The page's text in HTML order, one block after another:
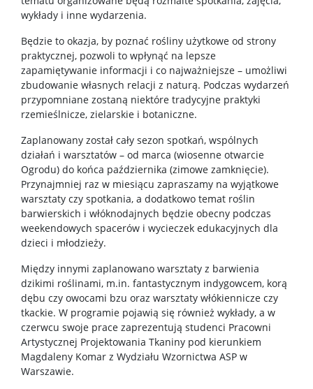
Spółki spin-off
KONTAKT
wykłady i inne wydarzenia.
Będzie to okazja, by poznać rośliny użytkowe od strony
praktycznej, pozwoli to wpłynąć na lepsze
zapamiętywanie informacji i co najważniejsze – umożliwi
zbudowanie własnych relacji z naturą. Podczas wydarzeń
przypomniane zostaną niektóre tradycyjne praktyki
rzemieślnicze, zielarskie i botaniczne.
Zaplanowany został cały sezon spotkań, wspólnych
działań i warsztatów – od marca (wiosenne otwarcie
Ogrodu) do końca października (zimowe zamknięcie).
Przynajmniej raz w miesiącu zapraszamy na wyjątkowe
warsztaty czy spotkania, a dodatkowo temat roślin
barwierskich i włóknodajnych będzie obecny podczas
weekendowych spacerów i wycieczek edukacyjnych dla
dzieci i młodzieży.
Między innymi zaplanowano warsztaty z barwienia
dzikimi roślinami, m.in. fantastycznym indygowcem, korą
dębu czy owocami bzu oraz warsztaty włókiennicze czy
tkackie. W programie pojawią się również wykłady, a w
czerwcu swoje prace zaprezentują studenci Pracowni
Artystycznej Projektowania Tkaniny pod kierunkiem
Magdaleny Komar z Wydziału Wzornictwa ASP w
Warszawie.